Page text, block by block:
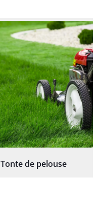
Tonte de pelouse